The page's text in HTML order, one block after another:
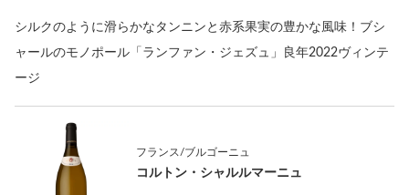
シルクのように滑らかなタンニンと赤系果実の豊かな風味！ブシ
ャールのモノポール「ランファン・ジェズュ」良年2022ヴィンテ
ージ
フランス/ブルゴーニュ
コルトン・シャルルマーニュ